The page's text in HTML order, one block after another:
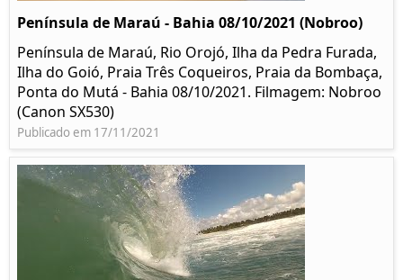
Península de Maraú - Bahia 08/10/2021 (Nobroo)
Península de Maraú, Rio Orojó, Ilha da Pedra Furada,
Ilha do Goió, Praia Três Coqueiros, Praia da Bombaça,
Ponta do Mutá - Bahia 08/10/2021. Filmagem: Nobroo
(Canon SX530)
Publicado em 17/11/2021